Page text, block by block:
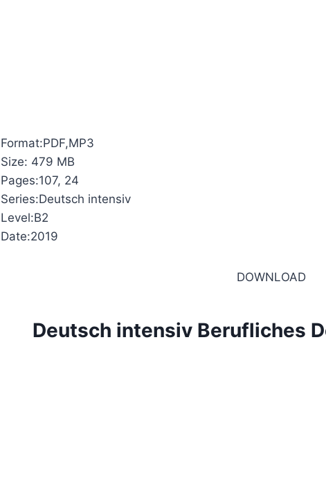
Format:PDF,MP3
Size: 479 MB
Pages:107, 24
Series:Deutsch intensiv
Level:B2
Date:2019
DOWNLOAD
Deutsch intensiv Berufliches